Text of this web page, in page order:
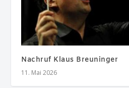
Nachruf Klaus Breuninger
11. Mai 2026